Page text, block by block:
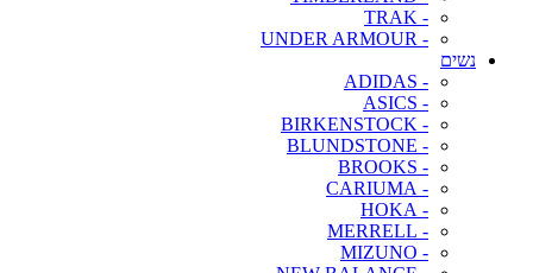
- TRAK
- UNDER ARMOUR
נשים
- ADIDAS
- ASICS
- BIRKENSTOCK
- BLUNDSTONE
- BROOKS
- CARIUMA
- HOKA
- MERRELL
- MIZUNO